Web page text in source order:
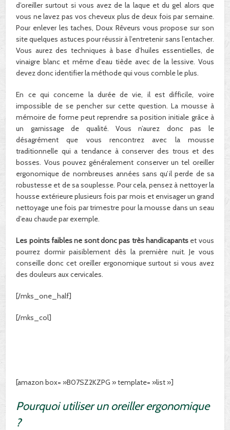
d’oreiller surtout si vous avez de la laque et du gel alors que
vous ne lavez pas vos cheveux plus de deux fois par semaine.
Pour enlever les taches, Doux Rêveurs vous propose sur son
site quelques astuces pour réussir à l’entretenir sans l’entacher.
Vous aurez des techniques à base d’huiles essentielles, de
vinaigre blanc et même d’eau tiède avec de la lessive. Vous
devez donc identifier la méthode qui vous comble le plus.
En ce qui concerne la durée de vie, il est difficile, voire
impossible de se pencher sur cette question. La mousse à
mémoire de forme peut reprendre sa position initiale grâce à
un garnissage de qualité. Vous n’aurez donc pas le
désagrément que vous rencontrez avec la mousse
traditionnelle qui a tendance à conserver des trous et des
bosses. Vous pouvez généralement conserver un tel oreiller
ergonomique de nombreuses années sans qu’il perde de sa
robustesse et de sa souplesse. Pour cela, pensez à nettoyer la
housse extérieure plusieurs fois par mois et envisager un grand
nettoyage une fois par trimestre pour la mousse dans un seau
d’eau chaude par exemple.
Les points faibles ne sont donc pas très handicapants et vous
pourrez dormir paisiblement dès la première nuit. Je vous
conseille donc cet oreiller ergonomique surtout si vous avez
des douleurs aux cervicales.
[/mks_one_half]
[/mks_col]
[amazon box= »B07SZ2KZPG » template= »list »]
Pourquoi utiliser un oreiller ergonomique
?